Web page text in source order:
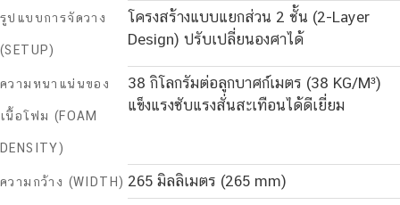
รูปแบบการจัดวาง
(SETUP)
โครงสร้างแบบแยกส่วน 2 ชั้น (2-Layer
Design) ปรับเปลี่ยนองศาได้
ความหนาแน่นของ
เนื้อโฟม (FOAM
DENSITY)
38 กิโลกรัมต่อลูกบาศก์เมตร (38 KG/M³)
แข็งแรงซับแรงสั่นสะเทือนได้ดีเยี่ยม
ความกว้าง (WIDTH) 265 มิลลิเมตร (265 mm)